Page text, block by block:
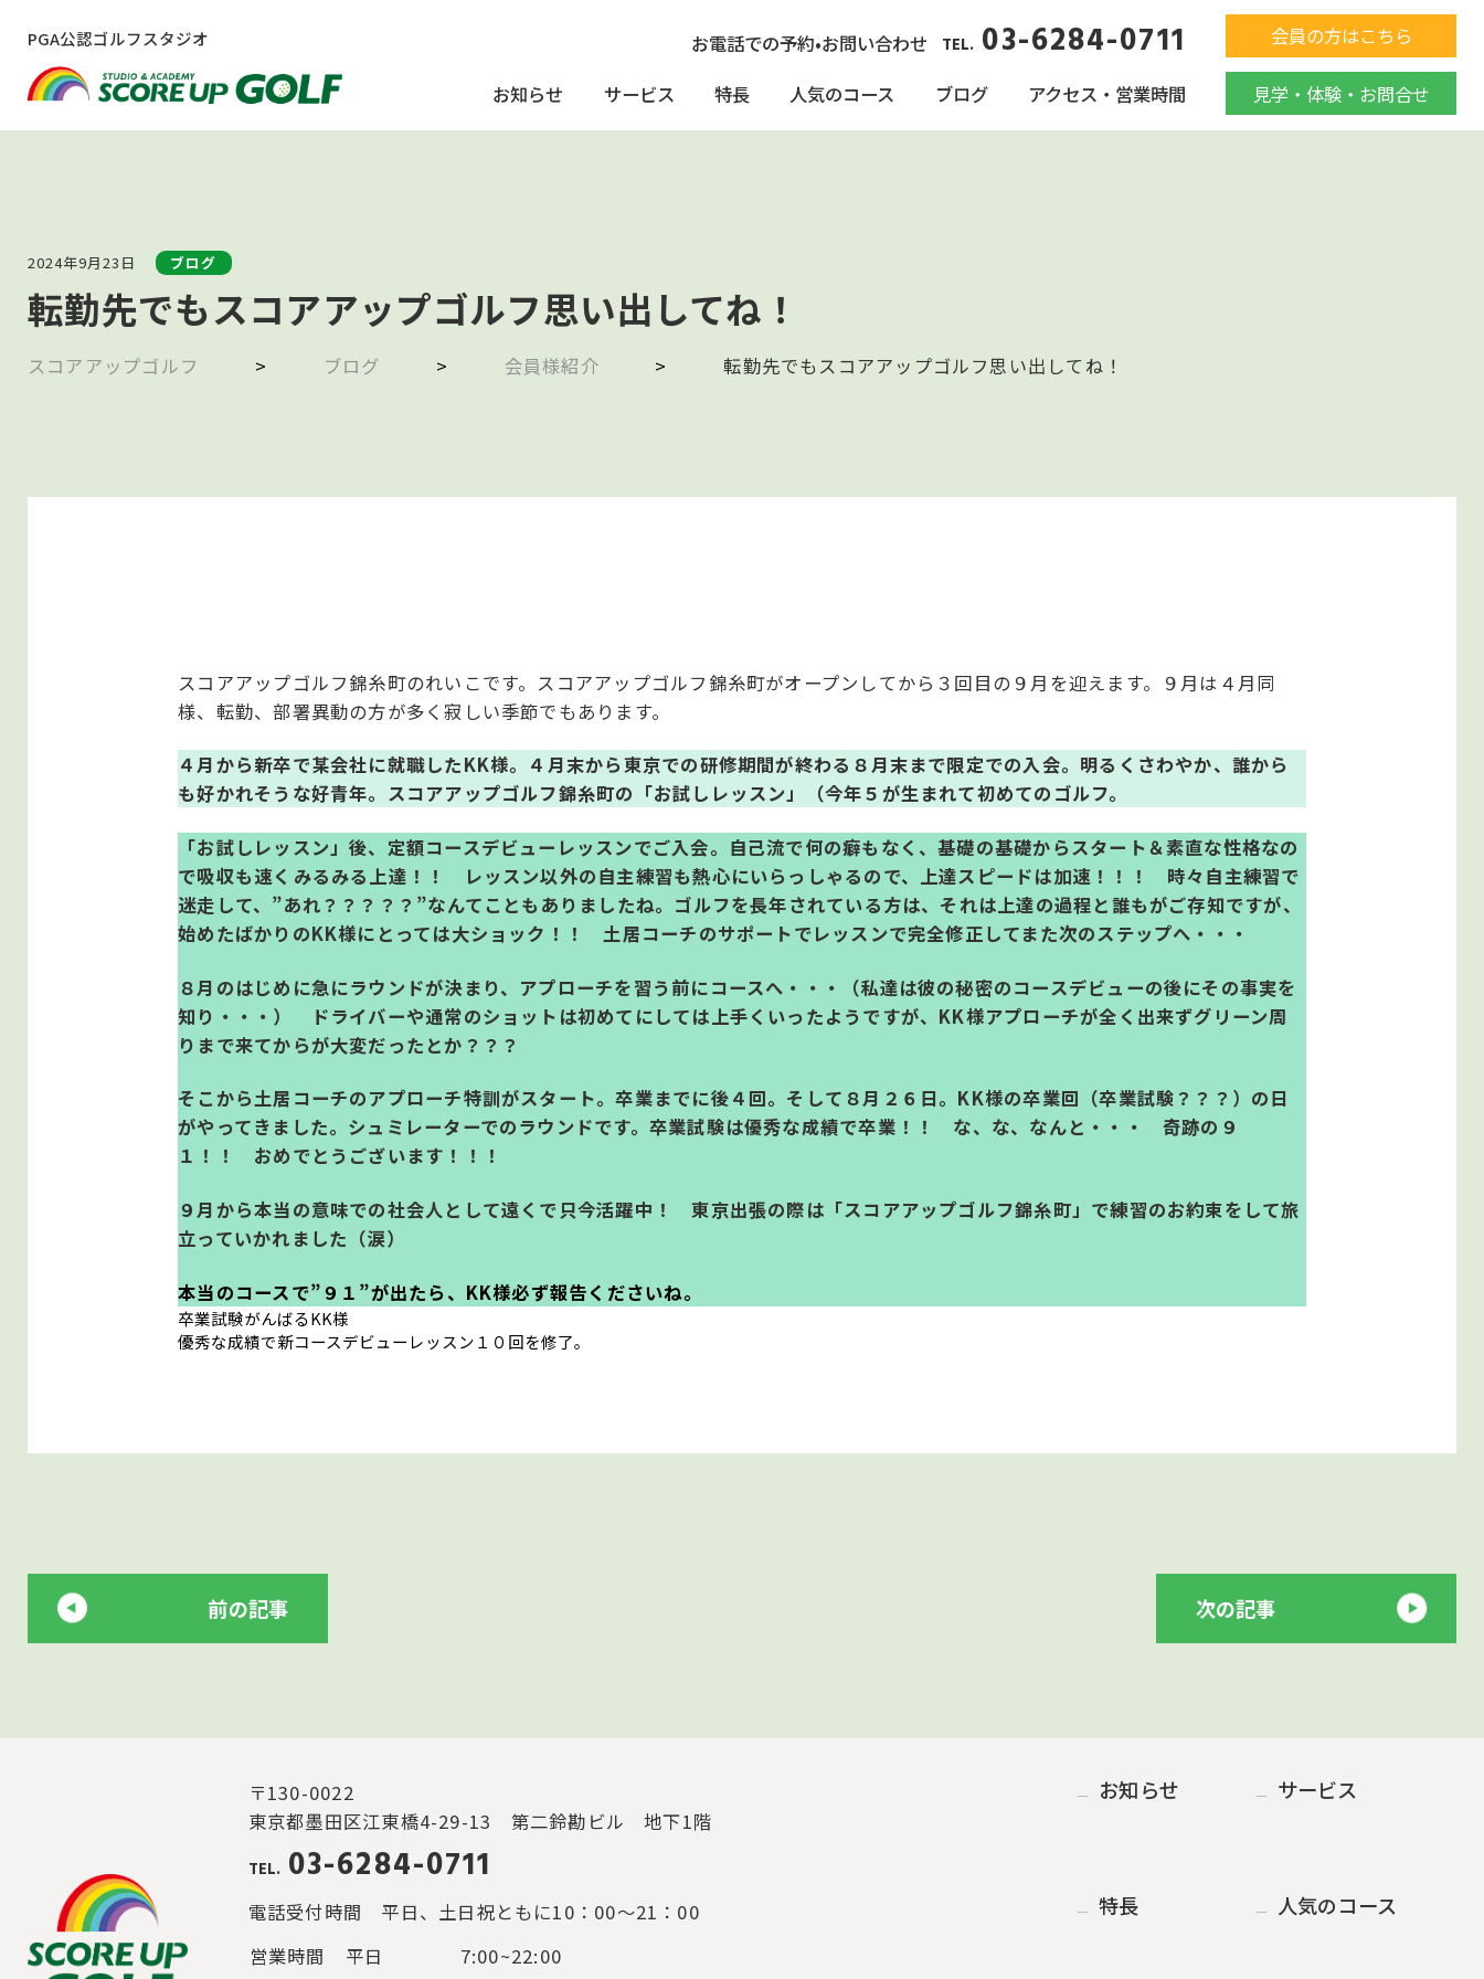
PGA公認ゴルフスタジオ お電話での予約•お問い合わせ TEL. 03-6284-0711 会員の方はこちら
お知らせ サービス 特長 人気のコース ブログ アクセス・営業時間 見学・体験・お問合せ
2024年9月23日 ブログ
転勤先でもスコアアップゴルフ思い出してね！
スコアアップゴルフ > ブログ > 会員様紹介 > 転勤先でもスコアアップゴルフ思い出してね！
スコアアップゴルフ錦糸町のれいこです。スコアアップゴルフ錦糸町がオープンしてから３回目の９月を迎えます。９月は４月同
様、転勤、部署異動の方が多く寂しい季節でもあります。
４月から新卒で某会社に就職したKK様。４月末から東京での研修期間が終わる８月末まで限定での入会。明るくさわやか、誰から
も好かれそうな好青年。スコアアップゴルフ錦糸町の「お試しレッスン」（今年５が生まれて初めてのゴルフ。
「お試しレッスン」後、定額コースデビューレッスンでご入会。自己流で何の癖もなく、基礎の基礎からスタート＆素直な性格なの
で吸収も速くみるみる上達！！ レッスン以外の自主練習も熱心にいらっしゃるので、上達スピードは加速！！！ 時々自主練習で
迷走して、”あれ？？？？？”なんてこともありましたね。ゴルフを長年されている方は、それは上達の過程と誰もがご存知ですが、
始めたばかりのKK様にとっては大ショック！！ 土居コーチのサポートでレッスンで完全修正してまた次のステップへ・・・
８月のはじめに急にラウンドが決まり、アプローチを習う前にコースへ・・・（私達は彼の秘密のコースデビューの後にその事実を
知り・・・） ドライバーや通常のショットは初めてにしては上手くいったようですが、KK様アプローチが全く出来ずグリーン周
りまで来てからが大変だったとか？？？
そこから土居コーチのアプローチ特訓がスタート。卒業までに後４回。そして８月２６日。KK様の卒業回（卒業試験？？？）の日
がやってきました。シュミレーターでのラウンドです。卒業試験は優秀な成績で卒業！！ な、な、なんと・・・ 奇跡の９
１！！ おめでとうございます！！！
９月から本当の意味での社会人として遠くで只今活躍中！ 東京出張の際は「スコアアップゴルフ錦糸町」で練習のお約束をして旅
立っていかれました（涙）
本当のコースで”９１”が出たら、KK様必ず報告くださいね。
卒業試験がんばるKK様
優秀な成績で新コースデビューレッスン１０回を修了。
前の記事 次の記事
〒130-0022
東京都墨田区江東橋4-29-13 第二鈴勘ビル 地下1階
TEL. 03-6284-0711
電話受付時間 平日、土日祝ともに10：00～21：00
営業時間
平日
7:00~22:00
お知らせ サービス
特長 人気のコース